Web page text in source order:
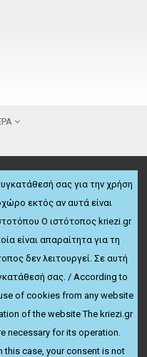
σας για την χρήση
εκτός αν αυτά είναι
Ο ιστότοπος kriezi.gr
είναι απαραίτητα για τη
δεν λειτουργεί. Σε αυτή
σας. / According to
of cookies from any website
of the website The kriezi.gr
necessary for its operation.
this case, your consent is not